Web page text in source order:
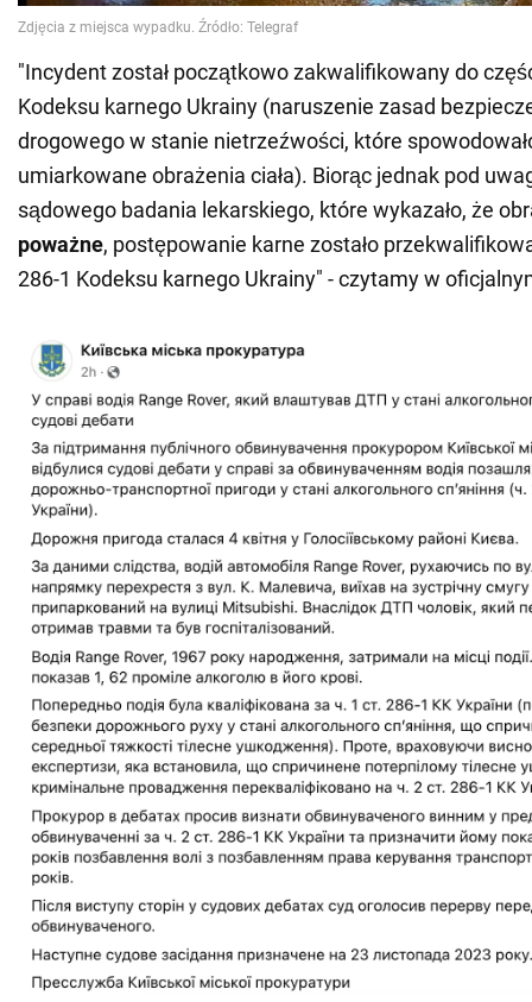
"Incydent został początkowo zakwalifikowany do
Kodeksu karnego Ukrainy (naruszenie zasad
drogowego w stanie nietrzeźwości, które
umiarkowane obrażenia ciała). Biorąc jednak pod
sądowego badania lekarskiego, które wykazało, że
poważne, postępowanie karne zostało
286-1 Kodeksu karnego Ukrainy" - czytamy w